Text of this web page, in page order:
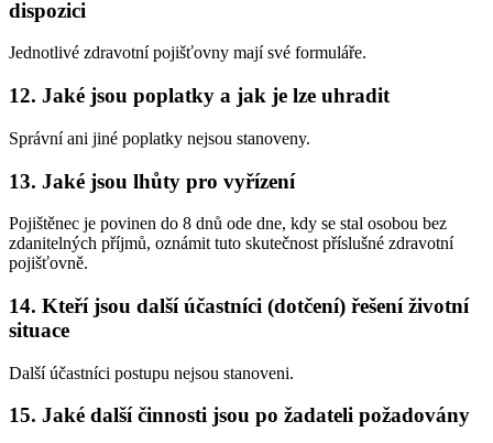
dispozici
Jednotlivé zdravotní pojišťovny mají své formuláře.
12. Jaké jsou poplatky a jak je lze uhradit
Správní ani jiné poplatky nejsou stanoveny.
13. Jaké jsou lhůty pro vyřízení
Pojištěnec je povinen do 8 dnů ode dne, kdy se stal osobou bez
zdanitelných příjmů, oznámit tuto skutečnost příslušné zdravotní
pojišťovně.
14. Kteří jsou další účastníci (dotčení) řešení životní
situace
Další účastníci postupu nejsou stanoveni.
15. Jaké další činnosti jsou po žadateli požadovány